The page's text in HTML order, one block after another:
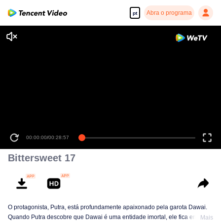
pt Abra o programa
00:00:00/00:28:57
Bittersweet 17
O protagonista, Putra, está profundamente apaixonado pela garota Dawai.
Quando Putra descobre que Dawai é uma entidade imortal, ele fica em
Mais